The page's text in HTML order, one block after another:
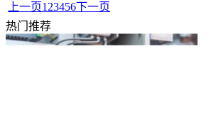
上一页1 23456下一页
热门推荐